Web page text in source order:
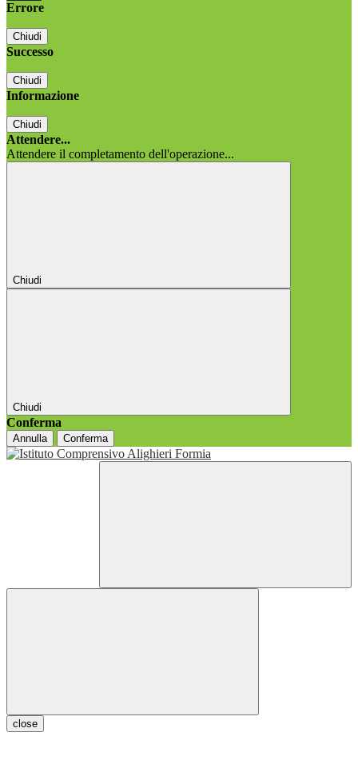
Errore
Chiudi
Successo
Chiudi
Informazione
Chiudi
Attendere...
Attendere il completamento dell'operazione...
Chiudi
Chiudi
Conferma
Annulla Conferma
close